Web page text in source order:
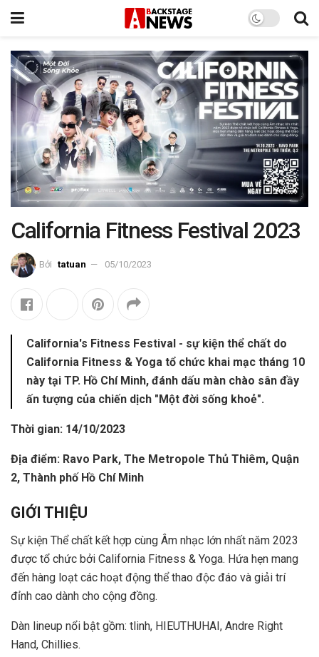
California Fitness Festival 2023
Bởi tatuan 05/10/2023
California's Fitness Festival - sự kiện thể chất do
California Fitness & Yoga tổ chức khai mạc tháng 10
này tại TP. Hồ Chí Minh, đánh dấu màn chào sân đầy
ấn tượng của chiến dịch "Một đời sống khoẻ".
Thời gian: 14/10/2023
Địa điểm: Ravo Park, The Metropole Thủ Thiêm, Quận
2, Thành phố Hồ Chí Minh
GIỚI THIỆU
Sự kiện Thể chất kết hợp cùng Âm nhạc lớn nhất năm 2023
được tổ chức bởi California Fitness & Yoga. Hứa hẹn mang
đến hàng loạt các hoạt động thể thao độc đáo và giải trí
đỉnh cao dành cho cộng đồng.
Dàn lineup nổi bật gồm: tlinh, HIEUTHUHAI, Andre Right
Hand, Chillies.